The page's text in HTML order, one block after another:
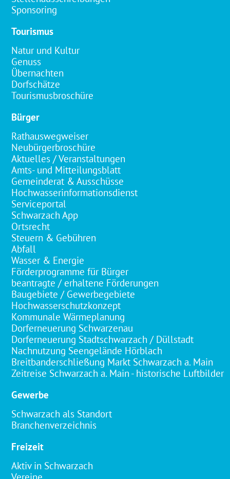
Sponsoring
Tourismus
Natur und Kultur
Genuss
Übernachten
Dorfschätze
Tourismusbroschüre
Bürger
Rathauswegweiser
Neubürgerbroschüre
Aktuelles / Veranstaltungen
Amts- und Mitteilungsblatt
Gemeinderat & Ausschüsse
Hochwasserinformationsdienst
Serviceportal
Schwarzach App
Ortsrecht
Steuern & Gebühren
Abfall
Wasser & Energie
Förderprogramme für Bürger
beantragte / erhaltene Förderungen
Baugebiete / Gewerbegebiete
Hochwasserschutzkonzept
Kommunale Wärmeplanung
Dorferneuerung Schwarzenau
Dorferneuerung Stadtschwarzach / Düllstadt
Nachnutzung Seengelände Hörblach
Breitbanderschließung Markt Schwarzach a. Main
Zeitreise Schwarzach a. Main - historische Luftbilder
Gewerbe
Schwarzach als Standort
Branchenverzeichnis
Freizeit
Aktiv in Schwarzach